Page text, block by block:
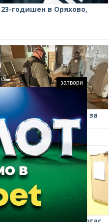
ние използваме
годишен в Оряхово,
лабораторията за
затвори